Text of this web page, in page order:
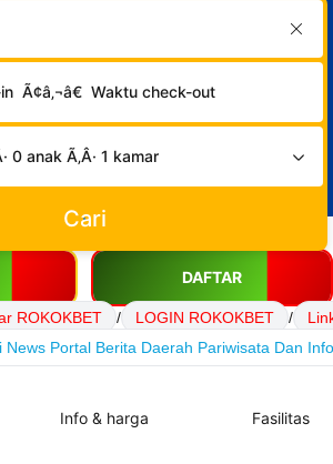
Ã¢â‚¬â€ Waktu check-out
0 anak Ã‚Â· 1 kamar
Cari
DAFTAR
ROKOKBET / LOGIN ROKOKBET /
News Portal Berita Daerah Pariwisata Dan
Info & harga Fasilitas